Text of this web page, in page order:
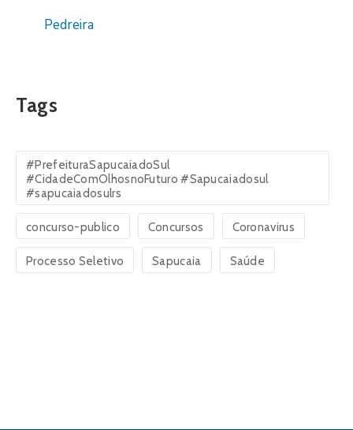
Pedreira
Tags
#PrefeituraSapucaiadoSul
#CidadeComOlhosnoFuturo #Sapucaiadosul
#sapucaiadosulrs
concurso-publico Concursos Coronavirus
Processo Seletivo Sapucaia Saúde